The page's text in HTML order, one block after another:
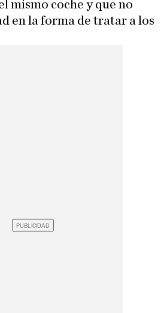
mismo coche y que no
en la forma de tratar a los